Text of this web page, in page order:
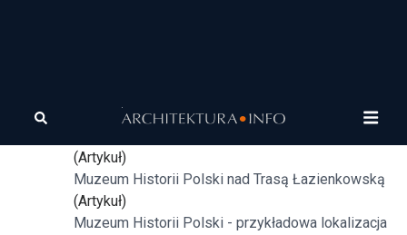
architektura
Deklaracja Poznańska Kongresu Architektury
(Artykuł)
Muzeum Historii Polski nad Trasą Łazienkowską
(Artykuł)
Muzeum Historii Polski - przykładowa lokalizacja